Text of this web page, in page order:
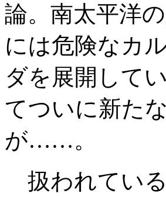
論。南太平洋
には危険なカ
ダを展開して
てついに新た
が……。
扱われてい